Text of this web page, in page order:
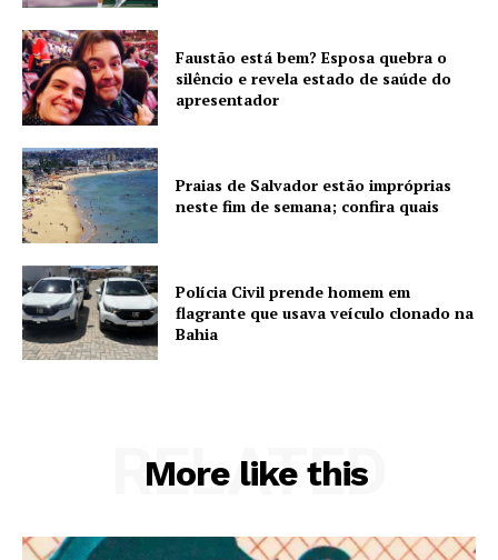
Faustão está bem? Esposa quebra o
silêncio e revela estado de saúde do
apresentador
Praias de Salvador estão impróprias
neste fim de semana; confira quais
Polícia Civil prende homem em
flagrante que usava veículo clonado na
Bahia
More like this
RELATED